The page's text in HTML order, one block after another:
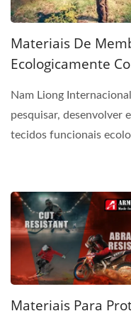
Materiais De
Ecologicamente
Nam Liong
pesquisar, desenvolver
tecidos funcionais
Materiais Para